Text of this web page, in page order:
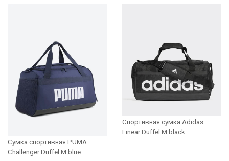
Сумка спортивная PUMA
Challenger Duffel M blue
Спортивная сумка Adidas
Linear Duffel M black